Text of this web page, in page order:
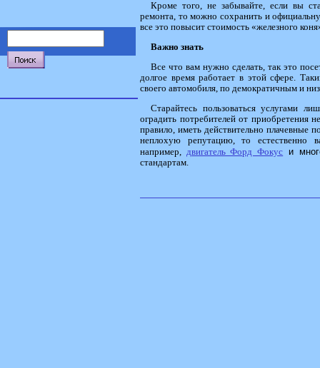
Кроме того, не забывайте, если вы
ремонта, то можно сохранить и
все это повысит стоимость «железного
Важно знать
Все что вам нужно сделать, так это
долгое время работает в этой сфере.
своего автомобиля, по демократичным и
Старайтесь пользоваться услугами
оградить потребителей от приобретения
правило, иметь действительно плачевные
неплохую репутацию, то естественно
например, двигатель Форд Фокус и
стандартам.